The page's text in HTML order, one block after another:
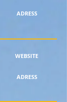
ADRESS
WEBSITE
ADRESS